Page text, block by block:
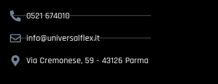
0521 674018
info@universalflex.it
Via Cremonese, 59 - 43126 Parma